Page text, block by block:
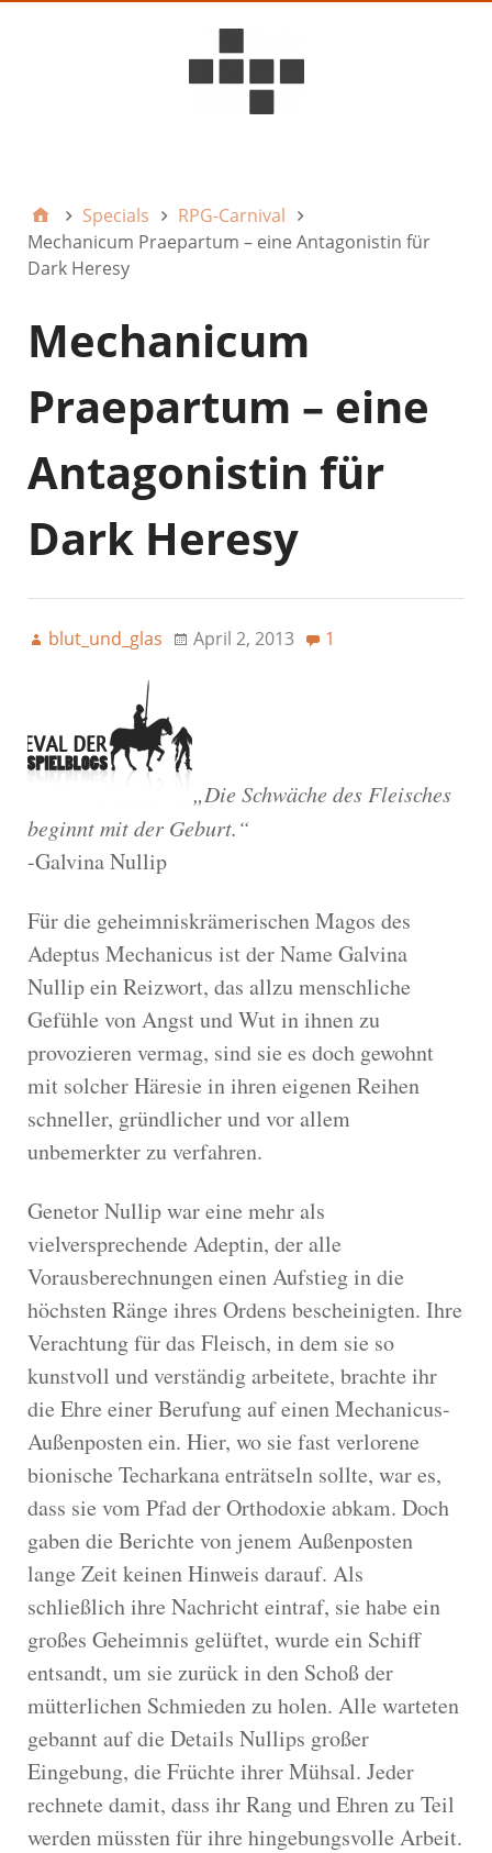
Specials
RPG-Carnival
Mechanicum Praepartum – eine Antagonistin für
Dark Heresy
Mechanicum
Praepartum – eine
Antagonistin für
Dark Heresy
blut_und_glas April 2, 2013 1
„Die Schwäche des Fleisches
beginnt mit der Geburt.“
-Galvina Nullip
Für die geheimniskrämerischen Magos des
Adeptus Mechanicus ist der Name Galvina
Nullip ein Reizwort, das allzu menschliche
Gefühle von Angst und Wut in ihnen zu
provozieren vermag, sind sie es doch gewohnt
mit solcher Häresie in ihren eigenen Reihen
schneller, gründlicher und vor allem
unbemerkter zu verfahren.
Genetor Nullip war eine mehr als
vielversprechende Adeptin, der alle
Vorausberechnungen einen Aufstieg in die
höchsten Ränge ihres Ordens bescheinigten. Ihre
Verachtung für das Fleisch, in dem sie so
kunstvoll und verständig arbeitete, brachte ihr
die Ehre einer Berufung auf einen Mechanicus-
Außenposten ein. Hier, wo sie fast verlorene
bionische Techarkana enträtseln sollte, war es,
dass sie vom Pfad der Orthodoxie abkam. Doch
gaben die Berichte von jenem Außenposten
lange Zeit keinen Hinweis darauf. Als
schließlich ihre Nachricht eintraf, sie habe ein
großes Geheimnis gelüftet, wurde ein Schiff
entsandt, um sie zurück in den Schoß der
mütterlichen Schmieden zu holen. Alle warteten
gebannt auf die Details Nullips großer
Eingebung, die Früchte ihrer Mühsal. Jeder
rechnete damit, dass ihr Rang und Ehren zu Teil
werden müssten für ihre hingebungsvolle Arbeit.